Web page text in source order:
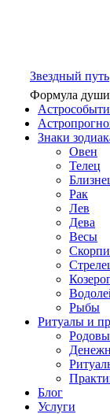
Звездный путь
Формула
Знаки
Овен
Телец
Рак
Лев
Дева
Весы
Рыбы
Ритуалы и
Блог
Услуги